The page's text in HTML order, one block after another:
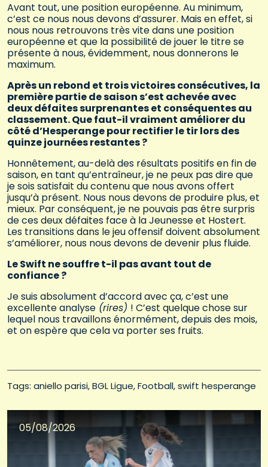
Avant tout, une position européenne. Au minimum,
c’est ce nous nous devons d’assurer. Mais en effet, si
nous nous retrouvons très vite dans une position
européenne et que la possibilité de jouer le titre se
présente à nous, évidemment, nous donnerons le
maximum.
Après un rebond et trois victoires consécutives, la
première partie de saison s’est achevée avec
deux défaites surprenantes et conséquentes au
classement. Que faut-il vraiment améliorer du
côté d’Hesperange pour rectifier le tir lors des
quinze journées restantes ?
Honnêtement, au-delà des résultats positifs en fin de
saison, en tant qu’entraîneur, je ne peux pas dire que
je sois satisfait du contenu que nous avons offert
jusqu’à présent. Nous nous devons de produire plus, et
mieux. Par conséquent, je ne pouvais pas être surpris
de ces deux défaites face à la Jeunesse et Hostert.
Les transitions dans le jeu offensif doivent absolument
s’améliorer, nous nous devons de devenir plus fluide.
Le Swift ne souffre t-il pas avant tout de
confiance ?
Je suis absolument d’accord avec ça, c’est une
excellente analyse (rires) ! C’est quelque chose sur
lequel nous travaillons énormément, depuis des mois,
et on espère que cela va porter ses fruits.
Tags: aniello parisi BGL Ligue Football swift hesperange
05/08/2026